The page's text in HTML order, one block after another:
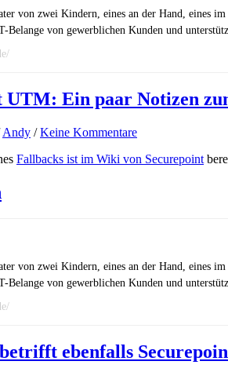
von zwei Kindern, eines an der Hand, eines
Belange von gewerblichen Kunden und
UTM: Ein paar Notizen
Andy /Keine Kommentare
Fallbacks ist im Wiki von Securepoint
von zwei Kindern, eines an der Hand, eines
Belange von gewerblichen Kunden und
ebenfalls